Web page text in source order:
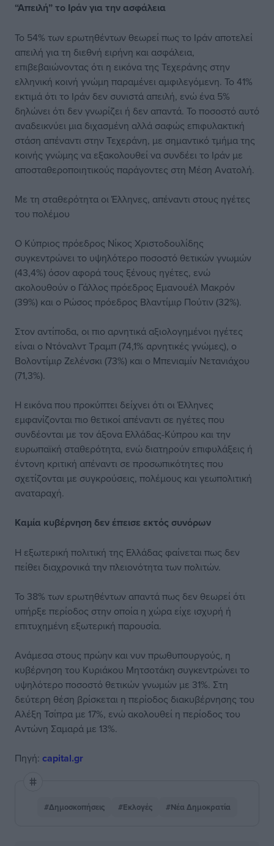
“Απειλή” το Ιράν για την ασφάλεια
Το 54% των ερωτηθέντων θεωρεί πως το Ιράν αποτελεί
απειλή για τη διεθνή ειρήνη και ασφάλεια,
επιβεβαιώνοντας ότι η εικόνα της Τεχεράνης στην
ελληνική κοινή γνώμη παραμένει αμφιλεγόμενη. Το 41%
εκτιμά ότι το Ιράν δεν συνιστά απειλή, ενώ ένα 5%
δηλώνει ότι δεν γνωρίζει ή δεν απαντά. Το ποσοστό αυτό
αναδεικνύει μια διχασμένη αλλά σαφώς επιφυλακτική
στάση απέναντι στην Τεχεράνη, με σημαντικό τμήμα της
κοινής γνώμης να εξακολουθεί να συνδέει το Ιράν με
αποσταθεροποιητικούς παράγοντες στη Μέση Ανατολή.
Με τη σταθερότητα οι Έλληνες, απέναντι στους ηγέτες
του πολέμου
Ο Κύπριος πρόεδρος Νίκος Χριστοδουλίδης
συγκεντρώνει το υψηλότερο ποσοστό θετικών γνωμών
(43,4%) όσον αφορά τους ξένους ηγέτες, ενώ
ακολουθούν ο Γάλλος πρόεδρος Εμανουέλ Μακρόν
(39%) και ο Ρώσος πρόεδρος Βλαντίμιρ Πούτιν (32%).
Στον αντίποδα, οι πιο αρνητικά αξιολογημένοι ηγέτες
είναι ο Ντόναλντ Τραμπ (74,1% αρνητικές γνώμες), ο
Βολοντίμιρ Ζελένσκι (73%) και ο Μπενιαμίν Νετανιάχου
(71,3%).
Η εικόνα που προκύπτει δείχνει ότι οι Έλληνες
εμφανίζονται πιο θετικοί απέναντι σε ηγέτες που
συνδέονται με τον άξονα Ελλάδας-Κύπρου και την
ευρωπαϊκή σταθερότητα, ενώ διατηρούν επιφυλάξεις ή
έντονη κριτική απέναντι σε προσωπικότητες που
σχετίζονται με συγκρούσεις, πολέμους και γεωπολιτική
αναταραχή.
Καμία κυβέρνηση δεν έπεισε εκτός συνόρων
Η εξωτερική πολιτική της Ελλάδας φαίνεται πως δεν
πείθει διαχρονικά την πλειονότητα των πολιτών.
Το 38% των ερωτηθέντων απαντά πως δεν θεωρεί ότι
υπήρξε περίοδος στην οποία η χώρα είχε ισχυρή ή
επιτυχημένη εξωτερική παρουσία.
Ανάμεσα στους πρώην και νυν πρωθυπουργούς, η
κυβέρνηση του Κυριάκου Μητσοτάκη συγκεντρώνει το
υψηλότερο ποσοστό θετικών γνωμών με 31%. Στη
δεύτερη θέση βρίσκεται η περίοδος διακυβέρνησης του
Αλέξη Τσίπρα με 17%, ενώ ακολουθεί η περίοδος του
Αντώνη Σαμαρά με 13%.
Πηγή: capital.gr
#Δημοσκοπήσεις #Εκλογές #Νέα Δημοκρατία